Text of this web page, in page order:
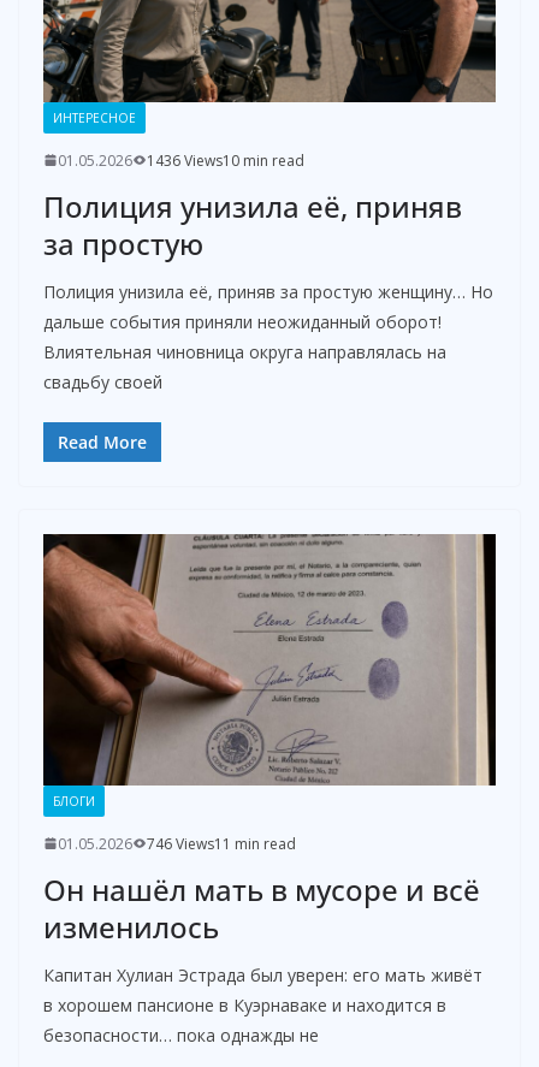
ИНТЕРЕСНОЕ
01.05.2026 1436 Views10 min read
Полиция унизила её, приняв
за простую
Полиция унизила её, приняв за простую женщину… Но
дальше события приняли неожиданный оборот!
Влиятельная чиновница округа направлялась на
свадьбу своей
Read More
БЛОГИ
01.05.2026 746 Views11 min read
Он нашёл мать в мусоре и всё
изменилось
Капитан Хулиан Эстрада был уверен: его мать живёт
в хорошем пансионе в Куэрнаваке и находится в
безопасности… пока однажды не